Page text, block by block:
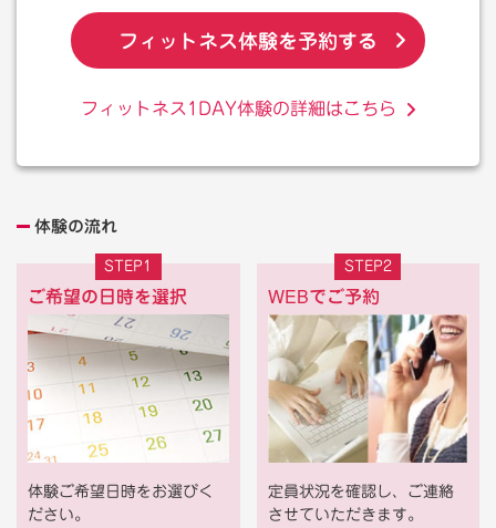
フィットネス体験を予約する
フィットネス1DAY体験の詳細はこちら
体験の流れ
STEP1
ご希望の日時を選択
体験ご希望日時をお選びく
ださい。
STEP2
WEBでご予約
定員状況を確認し、ご連絡
させていただきます。